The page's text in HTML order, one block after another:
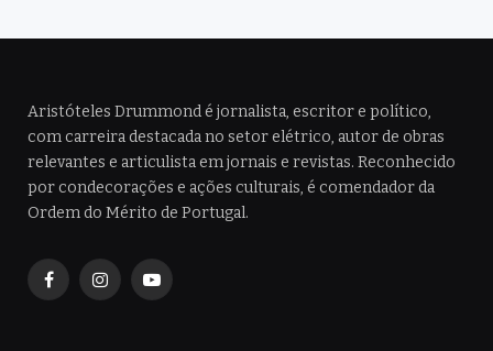
Aristóteles Drummond é jornalista, escritor e político,
com carreira destacada no setor elétrico, autor de obras
relevantes e articulista em jornais e revistas. Reconhecido
por condecorações e ações culturais, é comendador da
Ordem do Mérito de Portugal.
FacebookInstagramYouTube